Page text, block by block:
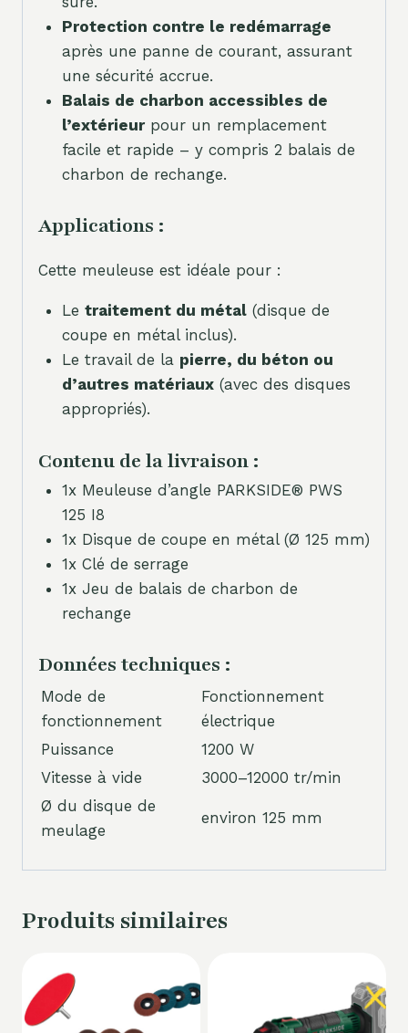
Protection contre le redémarrage
après une panne de courant, assurant
une sécurité accrue.
Balais de charbon accessibles de
l’extérieurpour un remplacement
facile et rapide – y compris 2 balais de
charbon de rechange.
Applications :
Cette meuleuse est idéale pour :
Le traitement du métal(disque de
coupe en métal inclus).
Le travail de la pierre, du béton ou
d’autres matériaux(avec des disques
appropriés).
Contenu de la livraison :
1x Meuleuse d’angle PARKSIDE® PWS
125 I8
1x Disque de coupe en métal (Ø 125 mm)
1x Clé de serrage
1x Jeu de balais de charbon de
rechange
Données techniques :
Mode de
fonctionnement
Fonctionnement
électrique
Puissance
1200 W
Vitesse à vide
3000–12000 tr/min
Ø du disque de
meulage
environ 125 mm
Produits similaires